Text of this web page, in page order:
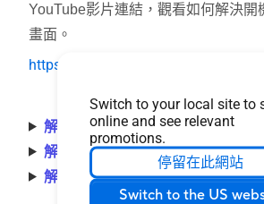
Switch to your local site to
online and see relevant
promotions.
停留在此網站
Switch to the US
YouTube影片連結，觀看如何解決開
畫面。
https://www.youtube.com/
解決方式一、移除外接裝置並更新
解決方式二、確認BIOS選項設定
解決方式三、進入安全模式並執行